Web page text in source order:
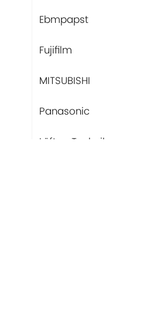
Ebmpapst
Fujifilm
MITSUBISHI
Panasonic
Lüfter-Technik